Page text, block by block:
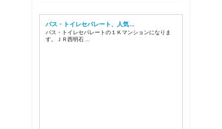
バス・トイレセパレート、人気 …
バス・トイレセパレートの１Ｋマンションになりま
す。ＪＲ西明石 …